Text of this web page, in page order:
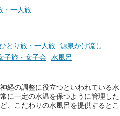
たら素敵ですよね。
は、そんなあなたの心のつぶや
きをプロの占い師に相談するこ
とができるサービスです。
・一人旅
とり旅・一人旅
源泉かけ流し
子旅・女子会 水風呂
経の調整に役立つといわれている水
に一定の水温を保つように管理した
、こだわりの水風呂を提供するとこ